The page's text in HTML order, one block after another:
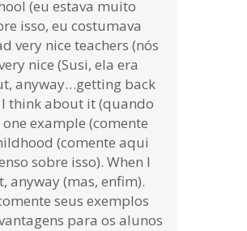
(eu estava muito
isso, eu costumava
very nice teachers (nós
nice (Susi, ela era
anyway…getting back
I think about it (quando
example (comente
(comente aqui
sobre isso). When I
anyway (mas, enfim).
seus exemplos
para os alunos